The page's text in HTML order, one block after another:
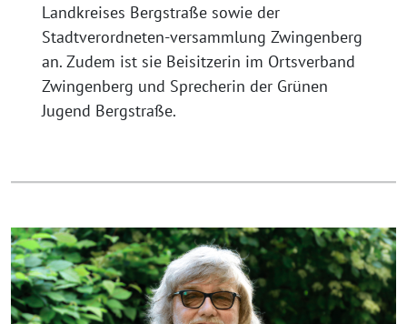
Landkreises Bergstraße sowie der
Stadtverordneten-versammlung Zwingenberg
an. Zudem ist sie Beisitzerin im Ortsverband
Zwingenberg und Sprecherin der Grünen
Jugend Bergstraße.